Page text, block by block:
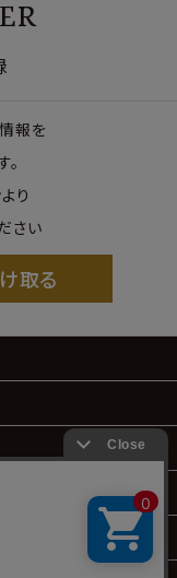
報を
り
さい
取る